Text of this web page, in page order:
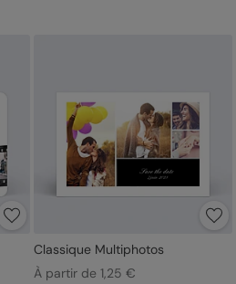
Classique Multiphotos
À partir de 1,25 €